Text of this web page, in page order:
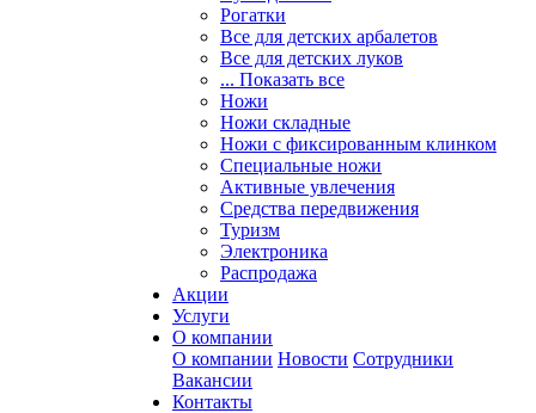
Рогатки
Все для детских арбалетов
Все для детских луков
... Показать все
Ножи
Ножи складные
Ножи с фиксированным клинком
Специальные ножи
Активные увлечения
Средства передвижения
Туризм
Электроника
Распродажа
Акции
Услуги
О компании
О компании Новости Сотрудники
Вакансии
Контакты